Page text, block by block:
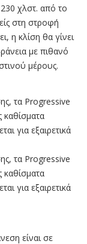
230 χλστ. από το
στη στροφή
η κλίση θα γίνει
με πιθανό
μέρους.
τα Progressive
καθίσματα
για εξαιρετικά
τα Progressive
καθίσματα
για εξαιρετικά
είναι σε